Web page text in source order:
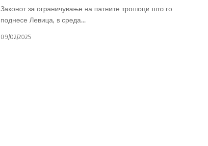
Законот за ограничување на патните трошоци што го
поднесе Левица, в среда…
09/02/2025